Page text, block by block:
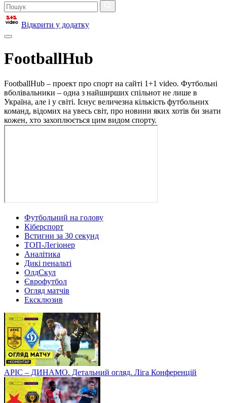
Відкрити у додатку
FootballHub
FootballHub – проект про спорт на сайті 1+1 video. Футбольні
вболівальники – одна з найширших спільнот не лише в
Україна, але і у світі. Існує величезна кількість футбольних
команд, відомих на увесь світ, про новини яких хотів би знати
кожен, хто захоплюється цим видом спорту.
Футбольний на голову
Кіберспорт
Встигни за 30 секунд
ТОП-Легіонер
Аналітика
Дикі пенальті
ОлдСкул
Єврофутбол
Огляд матчів
Ексклюзив
АРІС – ДИНАМО. Детальний огляд. Ліга Конференцій